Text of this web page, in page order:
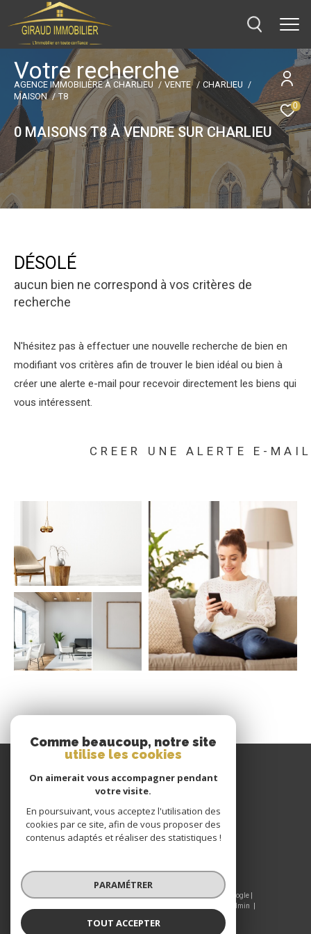
0
Votre recherche
AGENCE IMMOBILIÈRE À CHARLIEU VENTE
CHARLIEU
MAISON
T8
0 MAISONS T8 À VENDRE SUR CHARLIEU
DÉSOLÉ
aucun bien ne correspond à vos critères de
recherche
N'hésitez pas à effectuer une nouvelle recherche de bien en
modifiant vos critères afin de trouver le bien idéal ou bien à
créer une alerte e-mail pour recevoir directement les biens qui
vous intéressent.
CREER UNE ALERTE E-
GIRAUD IMMOBILIER
CONTACT@GIRAUDIMMO.COM
9 RUE CHANTELOUP
© 2026 | Tous droits réservés | Traduction powered by Google |
Admin
Comme beaucoup, notre site
utilise les cookies
On aimerait vous accompagner pendant
votre visite.
En poursuivant, vous acceptez l'utilisation des
cookies par ce site, afin de vous proposer des
contenus adaptés et réaliser des statistiques !
PARAMÉTRER
TOUT ACCEPTER